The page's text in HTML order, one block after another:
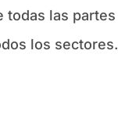
todas las partes
los sectores.